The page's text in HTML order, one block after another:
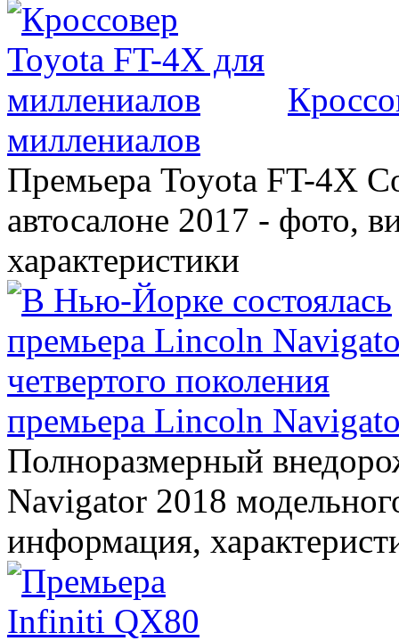
миллениалов
Премьера Toyota FT-4X
автосалоне 2017 - фото,
характеристики
премьера Lincoln
Полноразмерный
Navigator 2018
информация,